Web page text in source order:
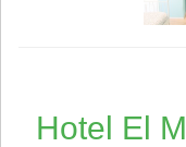
Hotel El